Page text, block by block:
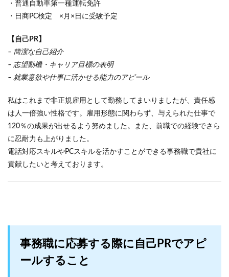
・普通自動車第一種運転免許
・日商PC検定 ×月×日に受験予定
【自己PR】
– 簡潔な自己紹介
– 志望動機・キャリア目標の表明
– 就業意欲や仕事に活かせる能力のアピール
私はこれまで非正規雇用として勤務してまいりましたが、責任感
は人一倍強い性格です。雇用形態に関わらず、与えられた仕事で
120％の成果が出せるよう努めました。また、前職での経験でさら
に忍耐力も上がりました。
電話対応スキルやPCスキルを活かすことができる事務職で貴社に
貢献したいと考えております。
事務職に応募する際に自己PRでアピ
ールすること